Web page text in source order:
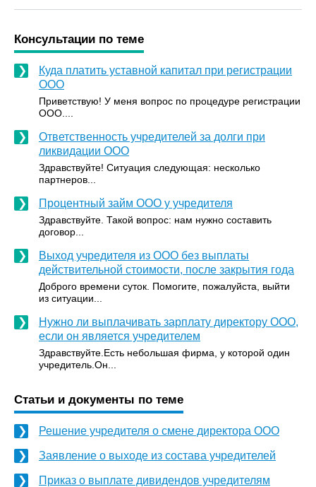
Консультации по теме
Куда платить уставной капитал при регистрации
ООО
Приветствую! У меня вопрос по процедуре регистрации
ООО....
Ответственность учредителей за долги при
ликвидации ООО
Здравствуйте! Ситуация следующая: несколько
партнеров...
Процентный займ ООО у учредителя
Здравствуйте. Такой вопрос: нам нужно составить
договор...
Выход учредителя из ООО без выплаты
действительной стоимости, после закрытия года
Доброго времени суток. Помогите, пожалуйста, выйти
из ситуации...
Нужно ли выплачивать зарплату директору ООО,
если он является учредителем
Здравствуйте.Есть небольшая фирма, у которой один
учредитель.Он...
Статьи и документы по теме
Решение учредителя о смене директора ООО
Заявление о выходе из состава учредителей
Приказ о выплате дивидендов учредителям